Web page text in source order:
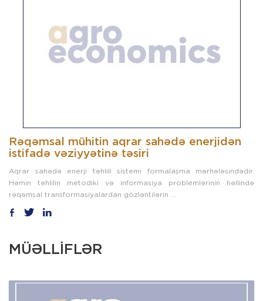
Rəqəmsal mühitin aqrar sahədə enerjidən
istifadə vəziyyətinə təsiri
Aqrar sahədə enerji təhlili sistemi formalaşma mərhələsindədir.
Həmin təhlilin metodiki və informasiya problemlərinin həllində
rəqəmsal transformasiyalardan gözləntilərin ...
MÜƏLLİFLƏR